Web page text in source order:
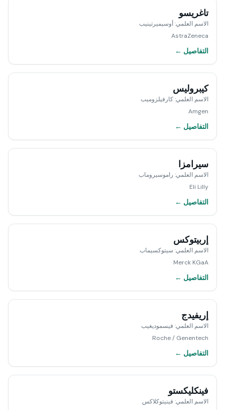
تاغريسو
الاسم العلمي:أوسيميرتينيب
AstraZeneca
التفاصيل ←
كيبروليس
الاسم العلمي:كارفيلزوميب
Amgen
التفاصيل ←
سيرامزا
الاسم العلمي: راموسيروماب
Eli Lilly
التفاصيل ←
إربيتوكس
الاسم العلمي: سيتوكسيماب
Merck KGaA
التفاصيل ←
إريفيدج
الاسم العلمي: فيسموديغيب
Roche / Genentech
التفاصيل ←
فينكليكستو
الاسم العلمي: فينيتوكلاكس